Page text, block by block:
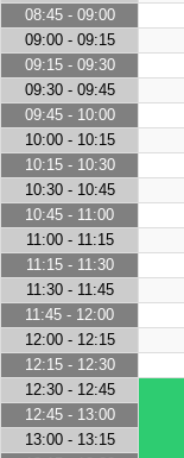
08:45 - 09:00
09:00 - 09:15
09:15 - 09:30
09:30 - 09:45
09:45 - 10:00
10:00 - 10:15
10:15 - 10:30
10:30 - 10:45
10:45 - 11:00
11:00 - 11:15
11:15 - 11:30
11:30 - 11:45
11:45 - 12:00
12:00 - 12:15
12:15 - 12:30
12:30 - 12:45
12:45 - 13:00
13:00 - 13:15